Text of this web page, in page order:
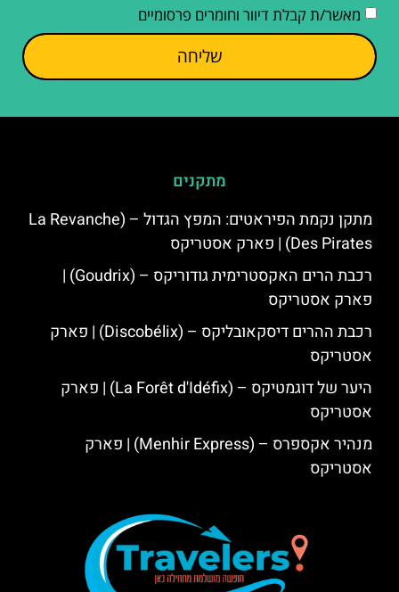
מאשר/ת קבלת דיוור וחומרים פרסומיים
שליחה
מתקנים
מתקן נקמת הפיראטים: המפץ הגדול – (La Revanche
Des Pirates) | פארק אסטריקס
רכבת הרים האקסטרימית גודוריקס – (Goudrix) |
פארק אסטריקס
רכבת ההרים דיסקאובליקס – (Discobélix) | פארק
אסטריקס
היער של דוגמטיקס – (La Forêt d'Idéfix) | פארק
אסטריקס
מנהיר אקספרס – (Menhir Express) | פארק
אסטריקס